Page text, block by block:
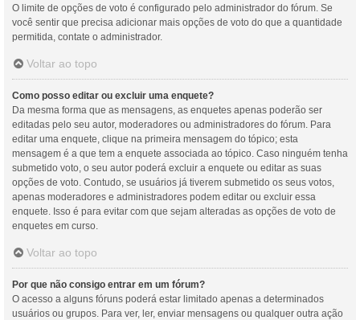
O limite de opções de voto é configurado pelo administrador do fórum. Se
você sentir que precisa adicionar mais opções de voto do que a quantidade
permitida, contate o administrador.
Voltar ao topo
Como posso editar ou excluir uma enquete?
Da mesma forma que as mensagens, as enquetes apenas poderão ser
editadas pelo seu autor, moderadores ou administradores do fórum. Para
editar uma enquete, clique na primeira mensagem do tópico; esta
mensagem é a que tem a enquete associada ao tópico. Caso ninguém tenha
submetido voto, o seu autor poderá excluir a enquete ou editar as suas
opções de voto. Contudo, se usuários já tiverem submetido os seus votos,
apenas moderadores e administradores podem editar ou excluir essa
enquete. Isso é para evitar com que sejam alteradas as opções de voto de
enquetes em curso.
Voltar ao topo
Por que não consigo entrar em um fórum?
O acesso a alguns fóruns poderá estar limitado apenas a determinados
usuários ou grupos. Para ver, ler, enviar mensagens ou qualquer outra ação